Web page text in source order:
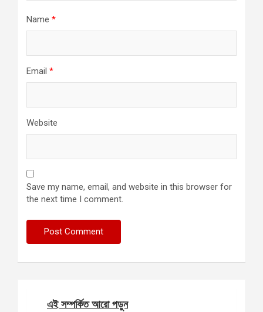
Name *
Email *
Website
Save my name, email, and website in this browser for
the next time I comment.
এই সম্পর্কিত আরো পড়ুন